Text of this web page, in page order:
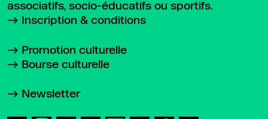
associatifs, socio-éducatifs ou sportifs.
Inscription & conditions
Promotion culturelle
Bourse culturelle
Newsletter